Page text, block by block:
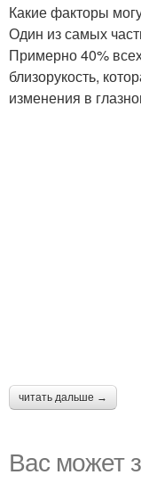
Какие факторы
Один из самых
Примерно 40%
близорукость,
изменения в
читать дальше →
Вас может